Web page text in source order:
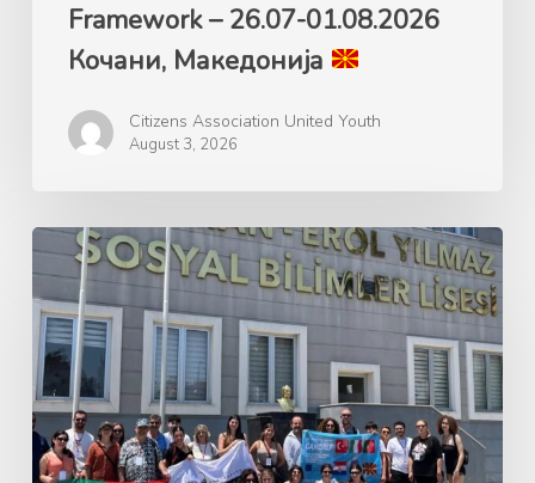
Framework – 26.07-01.08.2026
Кочани, Македонија
Citizens Association United Youth
August 3, 2026
Ерасмус+
GANDALF
Green
Advocacy
for
Nature’s
Development